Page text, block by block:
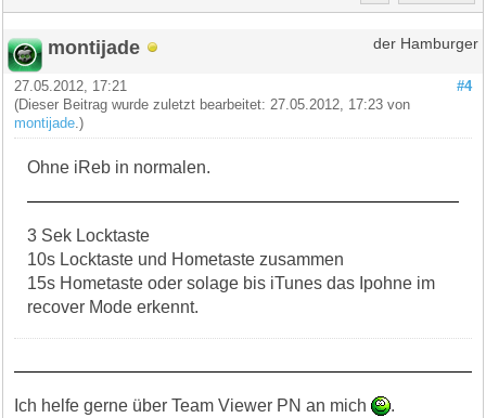
montijade der Hamburger
#4
27.05.2012, 17:21
(Dieser Beitrag wurde zuletzt bearbeitet: 27.05.2012, 17:23 von
montijade .)
Ohne iReb in normalen.
3 Sek Locktaste
10s Locktaste und Hometaste zusammen
15s Hometaste oder solage bis iTunes das Ipohne im
recover Mode erkennt.
Ich helfe gerne über Team Viewer PN an mich .